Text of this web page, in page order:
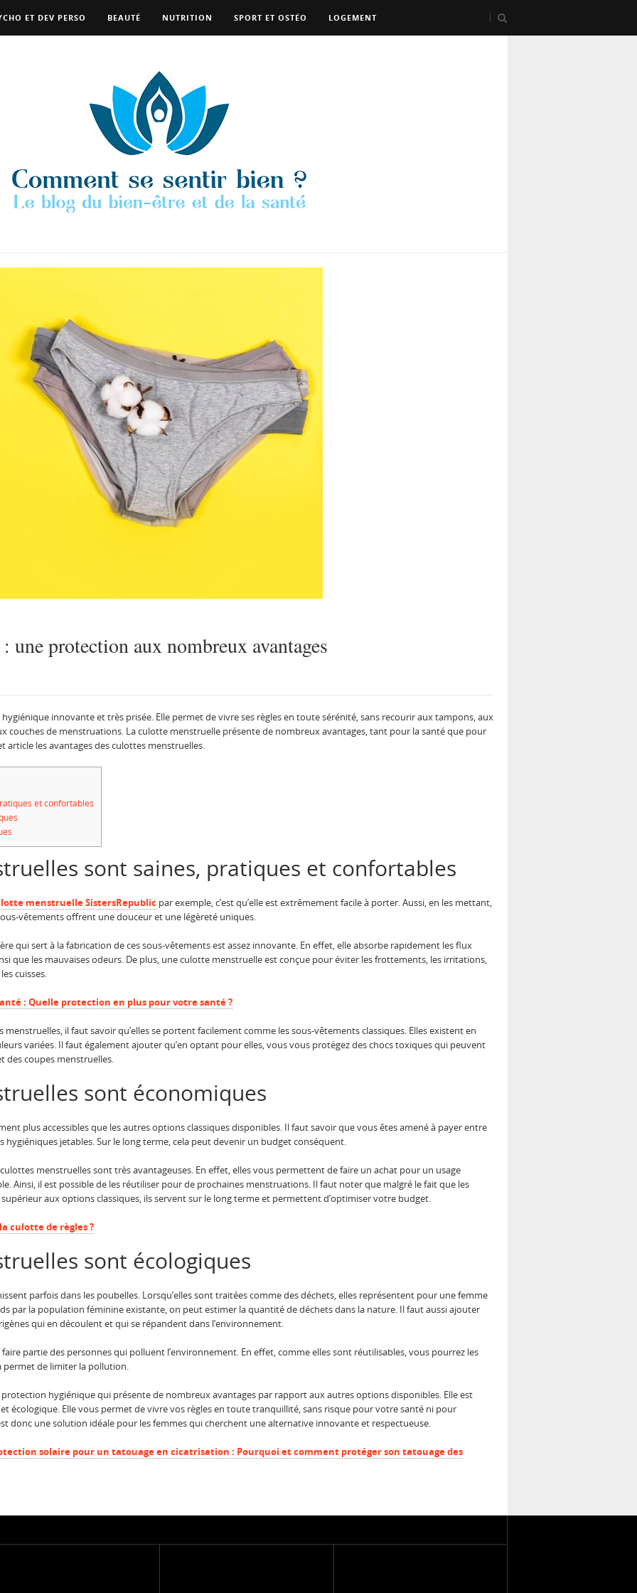
ET DEV PERSO BEAUTÉ NUTRITION SPORT ET OSTÉO LOGEMENT
une protection aux nombreux avantages
innovante et très prisée. Elle permet de vivre ses règles en toute sérénité, sans recourir aux tampons, aux
couches de menstruations. La culotte menstruelle présente de nombreux avantages, tant pour la santé que pour
article les avantages des culottes menstruelles.
et confortables
sont saines, pratiques et confortables
menstruelle SistersRepublic par exemple, c’est qu’elle est extrêmement facile à porter. Aussi, en les mettant,
vêtements offrent une douceur et une légèreté uniques.
qui sert à la fabrication de ces sous-vêtements est assez innovante. En effet, elle absorbe rapidement les flux
que les mauvaises odeurs. De plus, une culotte menstruelle est conçue pour éviter les frottements, les irritations,
cuisses.
: Quelle protection en plus pour votre santé ?
il faut savoir qu’elles se portent facilement comme les sous-vêtements classiques. Elles existent en
variées. Il faut également ajouter qu’en optant pour elles, vous vous protégez des chocs toxiques qui peuvent
des coupes menstruelles.
sont économiques
plus accessibles que les autres options classiques disponibles. Il faut savoir que vous êtes amené à payer entre
jetables. Sur le long terme, cela peut devenir un budget conséquent.
menstruelles sont très avantageuses. En effet, elles vous permettent de faire un achat pour un usage
Ainsi, il est possible de les réutiliser pour de prochaines menstruations. Il faut noter que malgré le fait que les
aux options classiques, ils servent sur le long terme et permettent d’optimiser votre budget.
culotte de règles ?
sont écologiques
parfois dans les poubelles. Lorsqu’elles sont traitées comme des déchets, elles représentent pour une femme
par la population féminine existante, on peut estimer la quantité de déchets dans la nature. Il faut aussi ajouter
qui en découlent et qui se répandent dans l’environnement.
partie des personnes qui polluent l’environnement. En effet, comme elles sont réutilisables, vous pourrez les
permet de limiter la pollution.
hygiénique qui présente de nombreux avantages par rapport aux autres options disponibles. Elle est
écologique. Elle vous permet de vivre vos règles en toute tranquillité, sans risque pour votre santé ni pour
donc une solution idéale pour les femmes qui cherchent une alternative innovante et respectueuse.
solaire pour un tatouage en cicatrisation : Pourquoi et comment protéger son tatouage des